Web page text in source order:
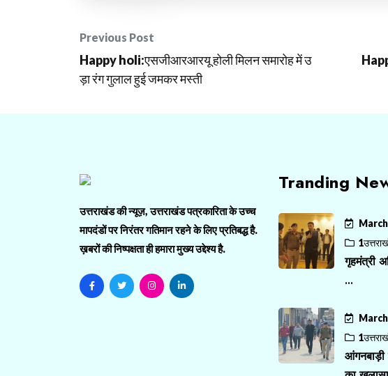
Post
navigation
Previous Post
Happy holi:एसजीआरआरयू होली मिलन समारोह में उ
ड़ा रंग गुलाल हुई जमकर मस्ती
उत्तराखंड की न्यूज़, उत्तराखंड पत्रकारिता के उच्च
मापदंडों पर निरंतर गतिमान रहने के लिए प्रतिबद्ध है.
ख़बरों की निष्पक्षता ही हमारा मुख्य उद्देश्य है.
Tranding
गृहमंत्री
...
आंगनबाड़ी